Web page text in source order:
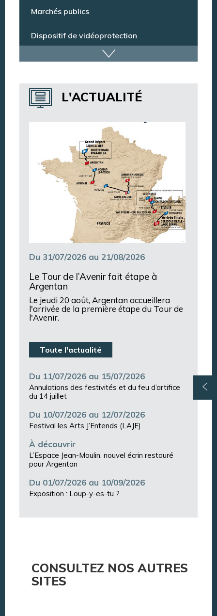
Espace citoyens
Marchés publics
Dispositif de vidéoprotection
Annuaire des services
Annuaire des associations
Argentan Aujourd’hui
L'ACTUALITÉ
Du 31/07/2026 au 21/08/2026
Le Tour de l’Avenir fait étape à
Argentan
Le jeudi 20 août, Argentan accueillera
l'arrivée de la première étape du Tour de
l'Avenir.
Toute l'actualité
Du 11/07/2026 au 15/07/2026
Annulations des festivités et du feu d’artifice
du 14 juillet
Du 10/07/2026 au 12/07/2026
Festival les Arts J’Entends (LAJE)
À découvrir
L’Espace Jean-Moulin, nouvel écrin restauré
pour Argentan
Du 01/07/2026 au 10/09/2026
Exposition : Loup-y-es-tu ?
CONSULTEZ NOS AUTRES
SITES